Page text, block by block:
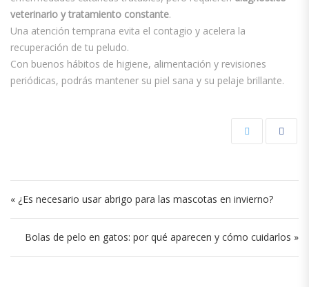
veterinario y tratamiento constante.
Una atención temprana evita el contagio y acelera la
recuperación de tu peludo.
Con buenos hábitos de higiene, alimentación y revisiones
periódicas, podrás mantener su piel sana y su pelaje brillante.
Navegación de entradas
« ¿Es necesario usar abrigo para las mascotas en invierno?
Bolas de pelo en gatos: por qué aparecen y cómo cuidarlos »